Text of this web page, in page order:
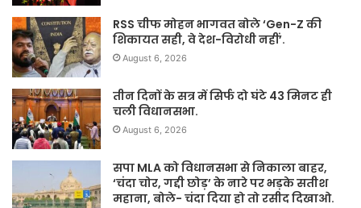
RSS चीफ मोहन भागवत बोले ‘Gen-Z की
शिकायत सही, वे देश-विरोधी नहीं’.
August 6, 2026
तीन दिनों के सत्र में सिर्फ दो घंटे 43 मिनट ही
चली विधानसभा.
August 6, 2026
सपा MLA को विधानसभा से निकाला बाहर,
‘चंदा चोर, गद्दी छोड़’ के नारे पर भड़के सतीश
महाना, बोले- चंदा दिया हो तो रसीद दिखाओ.